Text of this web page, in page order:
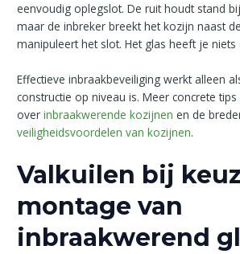
eenvoudig oplegslot. De ruit houdt stand
maar de inbreker breekt het kozijn naast
manipuleert het slot. Het glas heeft je niets
Effectieve inbraakbeveiliging werkt alleen
constructie op niveau is. Meer concrete
overinbraakwerende kozijnen en de
veiligheidsvoordelen van kozijnen.
Valkuilen bij
montage van
inbraakwerend